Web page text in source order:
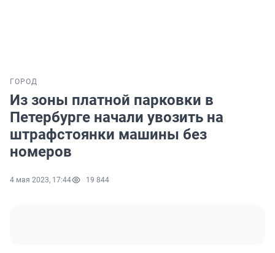
ГОРОД
Из зоны платной парковки в
Петербурге начали увозить на
штрафстоянки машины без
номеров
4 мая 2023, 17:44 19 844